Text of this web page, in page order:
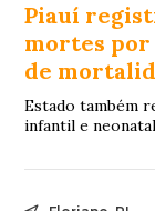
Piauí
mortes por
de
Estado também
infantil e